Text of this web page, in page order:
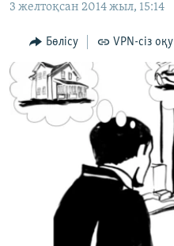
Navigation
Search
АДАМ ҚҰҚЫҚТАРЫ
ӘЛЕУМЕТ
ӘЛЕМ
АРНАЙЫ ЖОБАЛАР
ЖАЗЫЛЫҢЫЗ
3 желтоқсан 2014 жыл, 15:14
Бөлісу VPN-сіз оқу